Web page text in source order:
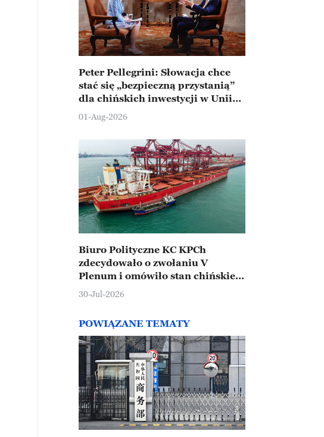
Peter Pellegrini: Słowacja chce
stać się „bezpieczną przystanią”
dla chińskich inwestycji w Unii
Europejskiej
01-Aug-2026
Biuro Polityczne KC KPCh
zdecydowało o zwołaniu V
Plenum i omówiło stan chińskiej
gospodarki
30-Jul-2026
POWIĄZANE TEMATY